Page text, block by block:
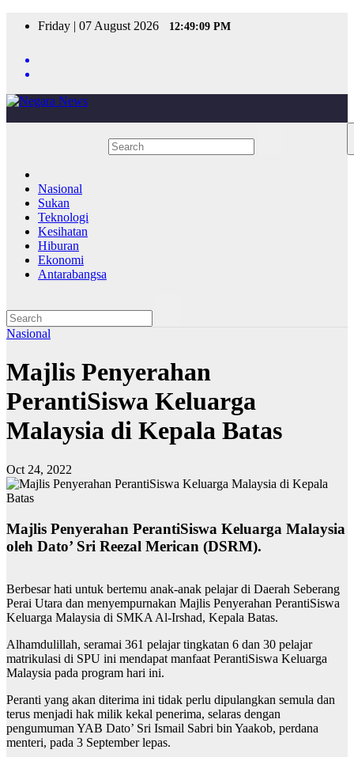
Friday | 07 August 2026 12:49:09 PM
Nasional
Sukan
Teknologi
Kesihatan
Hiburan
Ekonomi
Antarabangsa
Nasional
Majlis Penyerahan
PerantiSiswa Keluarga
Malaysia di Kepala Batas
Oct 24, 2022
Majlis Penyerahan PerantiSiswa Keluarga Malaysia
oleh Dato’ Sri Reezal Merican (DSRM).
Berbesar hati untuk bertemu anak-anak pelajar di Daerah Seberang
Perai Utara dan menyempurnakan Majlis Penyerahan PerantiSiswa
Keluarga Malaysia di SMKA Al-Irshad, Kepala Batas.
Alhamdulillah, seramai 361 pelajar tingkatan 6 dan 30 pelajar
matrikulasi di SPU ini mendapat manfaat PerantiSiswa Keluarga
Malaysia pada program hari ini.
Peranti yang akan diterima ini tidak perlu dipulangkan semula dan
terus menjadi hak milik kekal penerima, selaras dengan
pengumuman YAB Dato’ Sri Ismail Sabri bin Yaakob, perdana
menteri, pada 3 September lepas.